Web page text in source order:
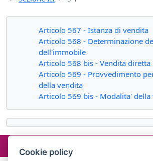
Articolo 567 - Istanza di vendita
Articolo 568 - Determinazione
dell'immobile
Articolo 568 bis - Vendita diretta
Articolo 569 - Provvedimento
della vendita
Articolo 569 bis - Modalita'
Cookie policy